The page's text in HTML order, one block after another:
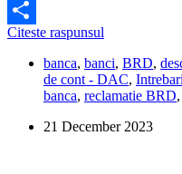
Facebook
Share
Citeste raspunsul
a
inchis
overdraftul
sa
banca, banci, BRD,
de cont - DAC,
banca, reclamatie BRD,
21 December 2023